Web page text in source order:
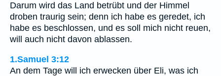
Darum wird das Land betrübt und der Himmel
droben traurig sein; denn ich habe es geredet, ich
habe es beschlossen, und es soll mich nicht reuen,
will auch nicht davon ablassen.
1.Samuel 3:12
An dem Tage will ich erwecken über Eli, was ich